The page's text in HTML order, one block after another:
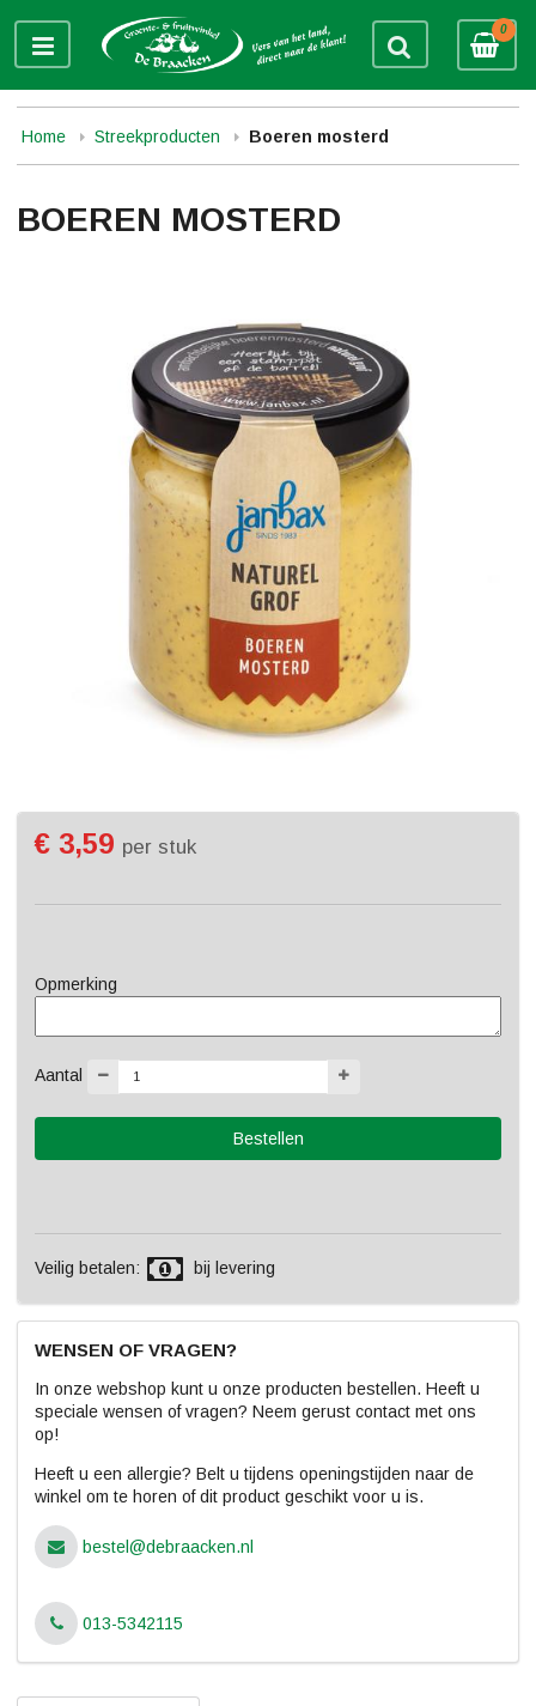
0
Home Streekproducten Boeren mosterd
BOEREN MOSTERD
€ 3,59 per stuk
Opmerking
Aantal
Veilig betalen: bij levering
WENSEN OF VRAGEN?
In onze webshop kunt u onze producten bestellen. Heeft u
speciale wensen of vragen? Neem gerust contact met ons
op!
Heeft u een allergie? Belt u tijdens openingstijden naar de
winkel om te horen of dit product geschikt voor u is.
bestel@debraacken.nl
013-5342115